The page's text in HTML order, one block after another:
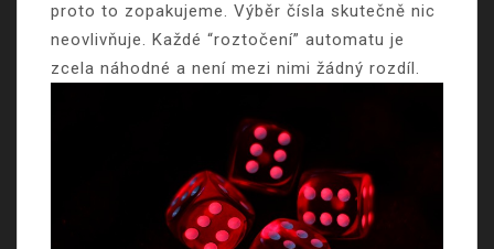
proto to zopakujeme. Výběr čísla skutečně nic
neovlivňuje. Každé “roztočení” automatu je
zcela náhodné a není mezi nimi žádný rozdíl.